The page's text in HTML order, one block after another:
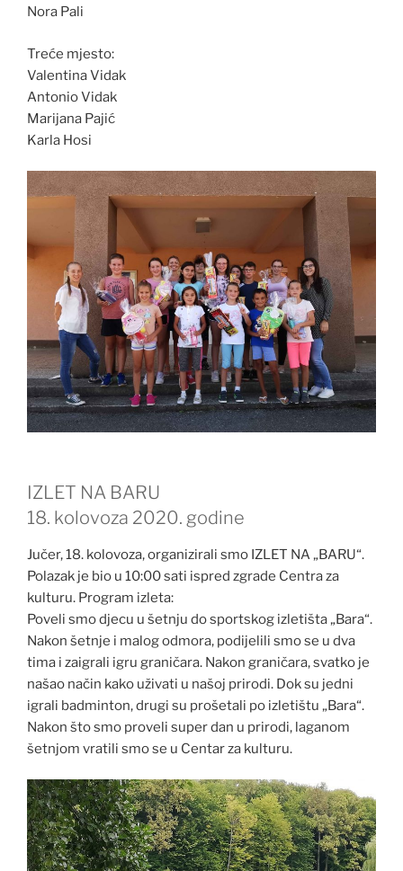
Nora Pali
Treće mjesto:
Valentina Vidak
Antonio Vidak
Marijana Pajić
Karla Hosi
IZLET NA BARU
18. kolovoza 2020. godine
Jučer, 18. kolovoza, organizirali smo IZLET NA „BARU“.
Polazak je bio u 10:00 sati ispred zgrade Centra za
kulturu. Program izleta:
Poveli smo djecu u šetnju do sportskog izletišta „Bara“.
Nakon šetnje i malog odmora, podijelili smo se u dva
tima i zaigrali igru graničara. Nakon graničara, svatko je
našao način kako uživati u našoj prirodi. Dok su jedni
igrali badminton, drugi su prošetali po izletištu „Bara“.
Nakon što smo proveli super dan u prirodi, laganom
šetnjom vratili smo se u Centar za kulturu.